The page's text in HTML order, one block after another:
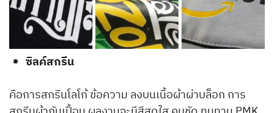
ซิลค์สกรีน
คือการสกรีนโลโก้ ข้อความ ลงบนเนื้อผ้าผ่าบล็อก การ